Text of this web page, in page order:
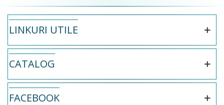
LINKURI UTILE
CATALOG
FACEBOOK